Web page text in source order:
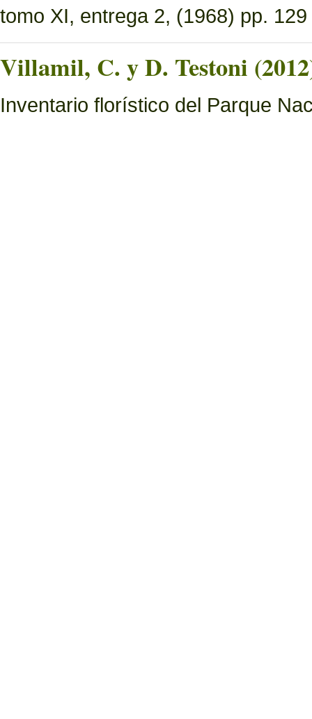
tomo XI, entrega 2, (1968) pp.
Villamil, C. y D. Testoni
Inventario florístico del Parque